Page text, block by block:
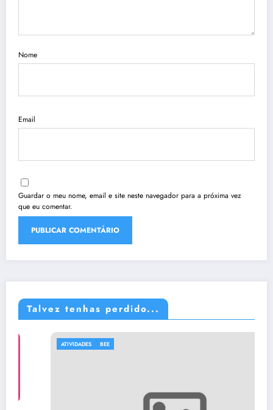
Nome
Email
Guardar o meu nome, email e site neste navegador para a próxima vez
que eu comentar.
Talvez tenhas perdido...
ATIVIDADES BEE